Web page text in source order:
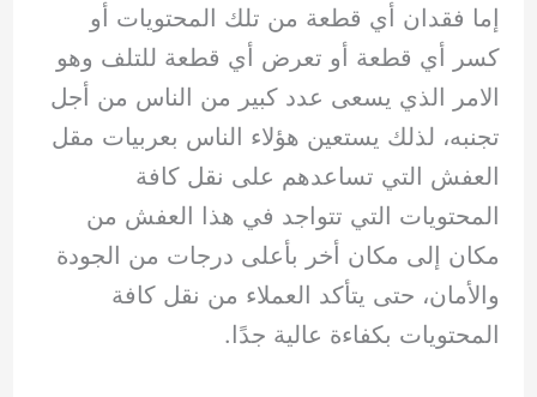
إما فقدان أي قطعة من تلك المحتويات أو
كسر أي قطعة أو تعرض أي قطعة للتلف وهو
الامر الذي يسعى عدد كبير من الناس من أجل
تجنبه، لذلك يستعين هؤلاء الناس بعربيات مقل
العفش التي تساعدهم على نقل كافة
المحتويات التي تتواجد في هذا العفش من
مكان إلى مكان أخر بأعلى درجات من الجودة
والأمان، حتى يتأكد العملاء من نقل كافة
المحتويات بكفاءة عالية جدًا.